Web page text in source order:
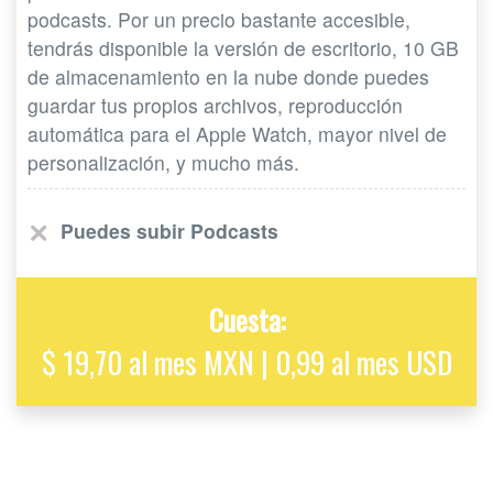
podcasts. Por un precio bastante accesible,
tendrás disponible la versión de escritorio, 10 GB
de almacenamiento en la nube donde puedes
guardar tus propios archivos, reproducción
automática para el Apple Watch, mayor nivel de
personalización, y mucho más.
Puedes subir Podcasts
Cuesta:
$ 19,70 al mes MXN | 0,99 al mes USD